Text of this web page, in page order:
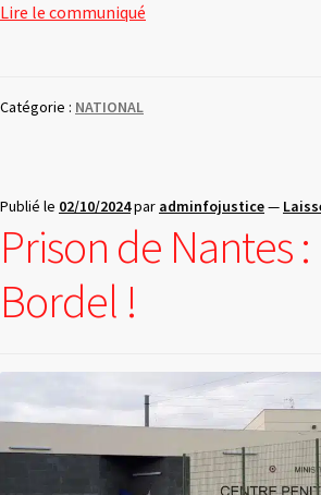
Lire le communiqué
Catégorie : NATIONAL
Publié le 02/10/2024par adminfojustice—
Prison de Nantes
Bordel !